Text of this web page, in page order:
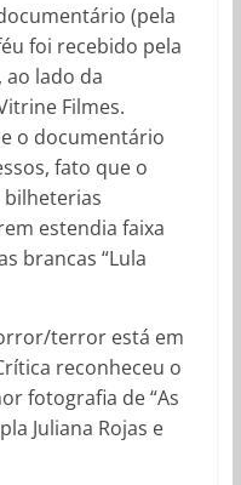
(pela
foi recebido pela
lado da
Filmes.
o documentário
fato que o
bilheterias
estendia faixa
brancas “Lula
terror está em
reconheceu o
fotografia de “As
Juliana Rojas e